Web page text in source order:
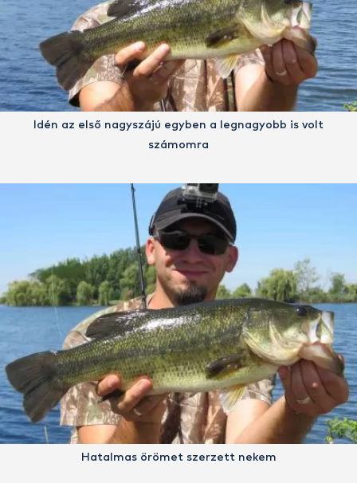
Idén az első nagyszájú egyben a legnagyobb is volt
számomra
Hatalmas örömet szerzett nekem